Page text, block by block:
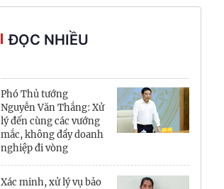
Cần Thơ
Điện Biên
Đà Nẵng
Đắk Lắk
ĐỌC NHIỀU
Phó Thủ tướng
Nguyễn Văn Thắng: Xử
lý đến cùng các vướng
mắc, không đẩy doanh
nghiệp đi vòng
Xác minh, xử lý vụ bảo